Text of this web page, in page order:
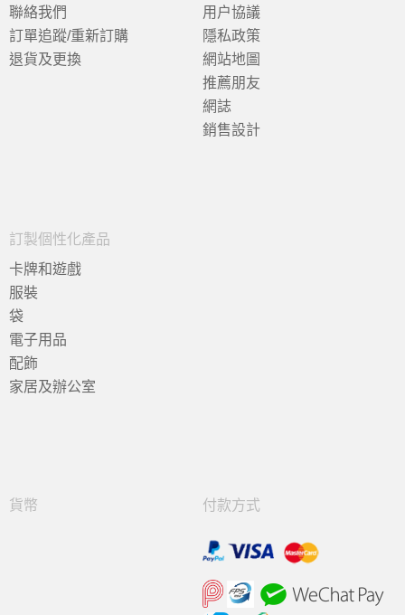
聯絡我們
訂單追蹤/重新訂購
退貨及更換
用户協議
隱私政策
網站地圖
推薦朋友
網誌
銷售設計
訂製個性化產品
卡牌和遊戲
服裝
袋
電子用品
配飾
家居及辦公室
貨幣 付款方式